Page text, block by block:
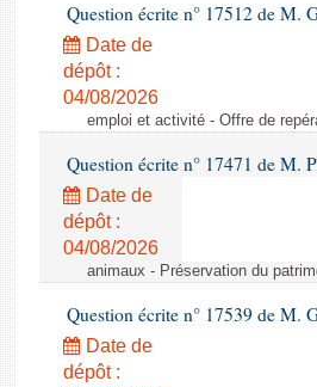
Question écrite n° 17512 de M.
Date de
dépôt :
04/08/2026
emploi et activité - Offre de
Question écrite n° 17471 de M.
Date de
dépôt :
04/08/2026
animaux - Préservation du
Question écrite n° 17539 de M.
Date de
dépôt :